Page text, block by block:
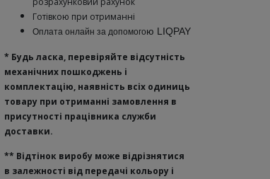
Готівкою при отриманні
Оплата онлайн за допомогою LIQPAY
* Будь ласка, перевіряйте відсутність
механічних пошкоджень і
комплектацію, наявність всіх одиниць
товару при отриманні замовлення в
присутності працівника служби
доставки.
** Відтінок виробу може відрізнятися
в залежності від передачі кольору і